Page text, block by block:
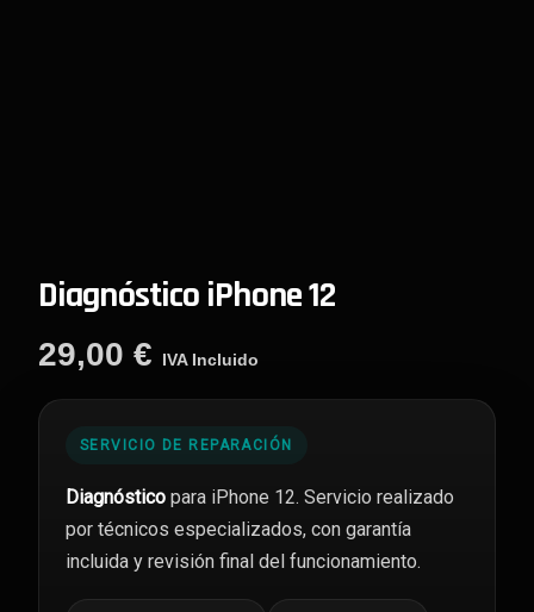
Diagnóstico iPhone 12
29,00 € IVA Incluido
SERVICIO DE REPARACIÓN
Diagnóstico para iPhone 12. Servicio realizado
por técnicos especializados, con garantía
incluida y revisión final del funcionamiento.